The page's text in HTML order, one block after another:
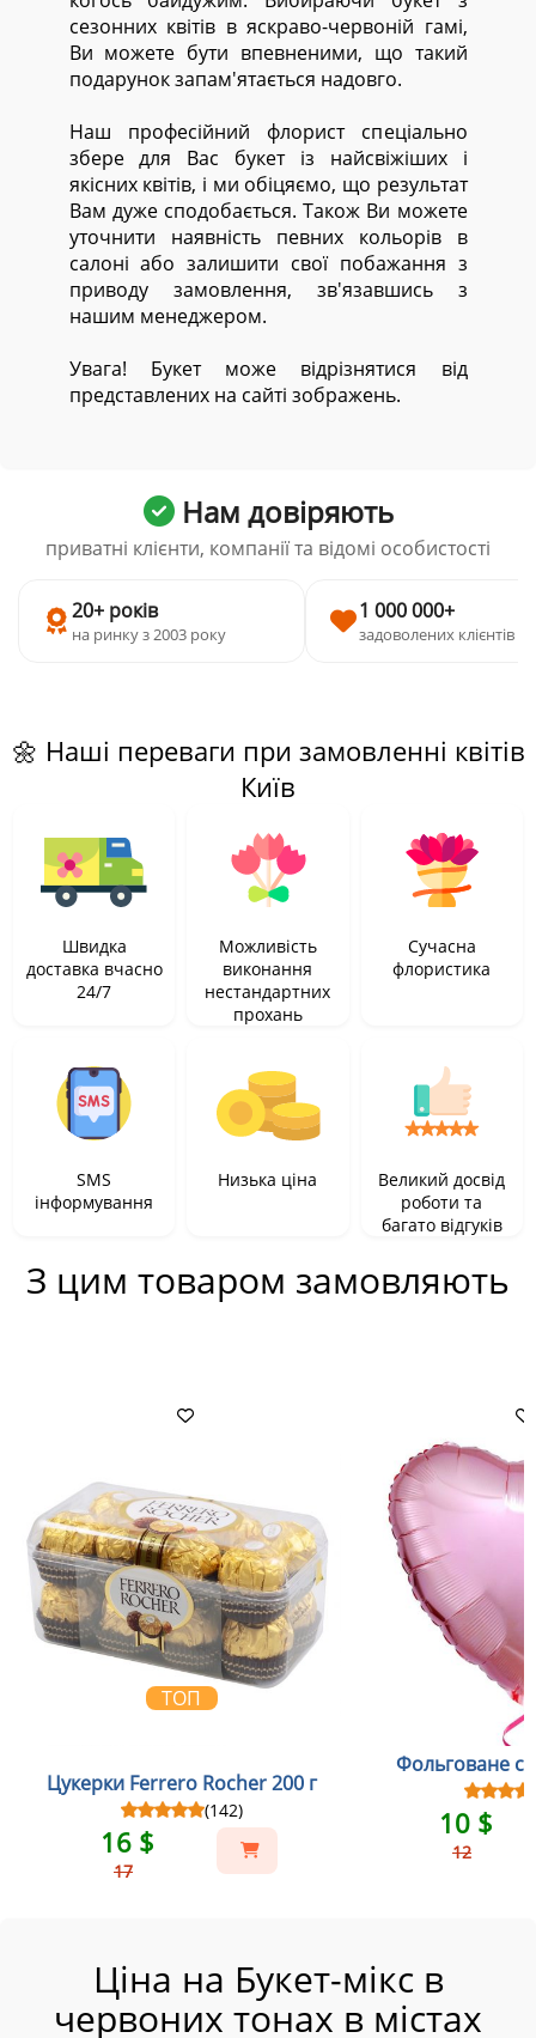
сезонних квітів в яскраво-червоній гамі,
Ви можете бути впевненими, що такий
подарунок запам'ятається надовго.
Наш професійний флорист спеціально
збере для Вас букет із найсвіжіших і
якісних квітів, і ми обіцяємо, що результат
Вам дуже сподобається. Також Ви можете
уточнити наявність певних кольорів в
салоні або залишити свої побажання з
приводу замовлення, зв'язавшись з
нашим менеджером.
Увага! Букет може відрізнятися від
представлених на сайті зображень.
Нам довіряють
приватні клієнти, компанії та відомі особистості
20+ років
на ринку з 2003 року
1 000 000+
задоволених клієнтів
🌼 Наші переваги при замовленні квітів
Київ
Швидка
доставка вчасно
24/7
Можливість
виконання
нестандартних
прохань
Сучасна
флористика
SMS
інформування
Низька ціна
Великий досвід
роботи та
багато відгуків
З цим товаром замовляють
ТОП
Цукерки Ferrero Rocher 200 г
(142)
16 $
17
Фольговане
10 $
12
Ціна на Букет-мікс в
червоних тонах в містах